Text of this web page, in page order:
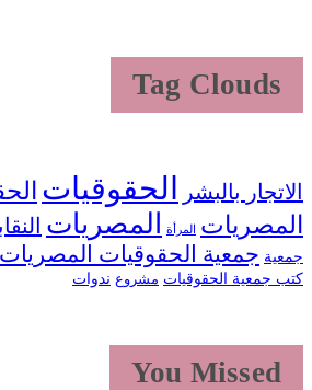
Tag Clouds
الاتجار بالبشر الحقوقيات
المصريات
المرأة المصريات
جمعية جمعية الحقوقيات المصريات
كتب جمعية الحقوقيات مشروع ندوات
You Missed